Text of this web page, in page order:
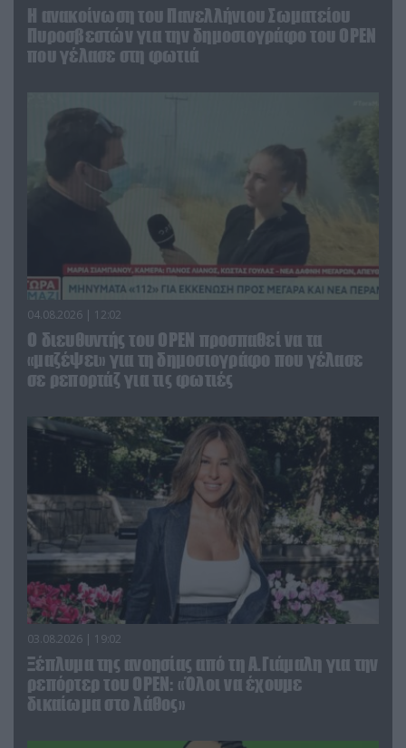
Η ανακοίνωση του Πανελλήνιου Σωματείου
Πυροσβεστών για την δημοσιογράφο του OPEN
που γέλασε στη φωτιά
04.08.2026 | 12:02
O διευθυντής του OPEN προσπαθεί να τα
«μαζέψει» για τη δημοσιογράφο που γέλασε
σε ρεπορτάζ για τις φωτιές
03.08.2026 | 19:02
Ξέπλυμα της ανοησίας από τη Α.Γιάμαλη για την
ρεπόρτερ του ΟΡΕΝ: «Όλοι να έχουμε
δικαίωμα στο λάθος»